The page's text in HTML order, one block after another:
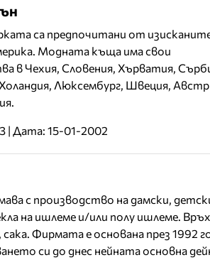
са предпочитани от
Модната къща има свои
в Чехия, Словения, Хърватия,
Люксембург, Швеция,
| Дата: 15-01-2002
с производство на дамски,
на ишлеме и/или полу ишлеме.
Фирмата е основана през 1992
си до днес нейната основна